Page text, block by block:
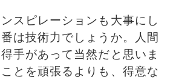
スピレーションも大事にし
は技術力でしょうか。人間
手があって当然だと思いま
とを頑張るよりも、得意な